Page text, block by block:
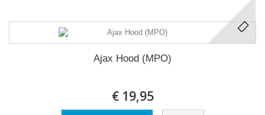
Ajax Hood (MPO)
€ 19,95